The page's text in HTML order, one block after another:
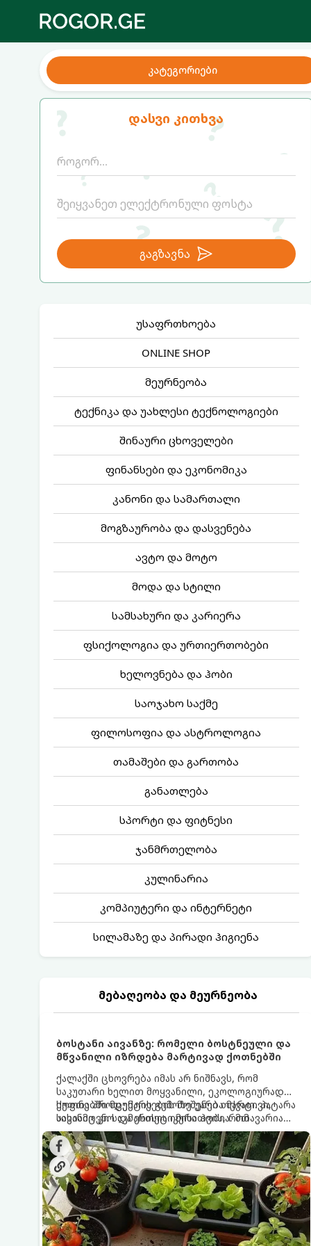
კატეგორიები
დასვი კითხვა
გაგზავნა
უსაფრთხოება
ONLINE SHOP
მეურნეობა
ტექნიკა და უახლესი ტექნოლოგიები
შინაური ცხოველები
ფინანსები და ეკონომიკა
კანონი და სამართალი
მოგზაურობა და დასვენება
ავტო და მოტო
მოდა და სტილი
სამსახური და კარიერა
ფსიქოლოგია და ურთიერთობები
ხელოვნება და ჰობი
საოჯახო საქმე
ფილოსოფია და ასტროლოგია
თამაშები და გართობა
განათლება
სპორტი და ფიტნესი
ჯანმრთელობა
კულინარია
კომპიუტერი და ინტერნეტი
სილამაზე და პირადი ჰიგიენა
მებაღეობა და მეურნეობა
ბოსტანი აივანზე: რომელი ბოსტნეული და
მწვანილი იზრდება მარტივად ქოთნებში
ქალაქში ცხოვრება იმას არ ნიშნავს, რომ
საკუთარი ხელით მოყვანილი, ეკოლოგიურად
სუფთა პროდუქტის გემოზე უარი თქვათ. პატარა
აივანიც კი საკმარისია იმისათვის, რომ
მოიწყოთ მინი-ბოსტანი, საიდანაც
ყოველდღიურად ახალ, არომატულ მწვანილსა
და ბოსტნეულს მოკრეფთ.
ქოთნებში მცენარეების მოშენება მარტივი,
სასიამოვნო და ესთეტიკური ჰობია. მთავარია
იცოდეთ, რომელი კულტურები ეგუებიან
ქოთნის პირობებს ყველაზე კარგად და როგორ
მოუაროთ მათ სწორად.